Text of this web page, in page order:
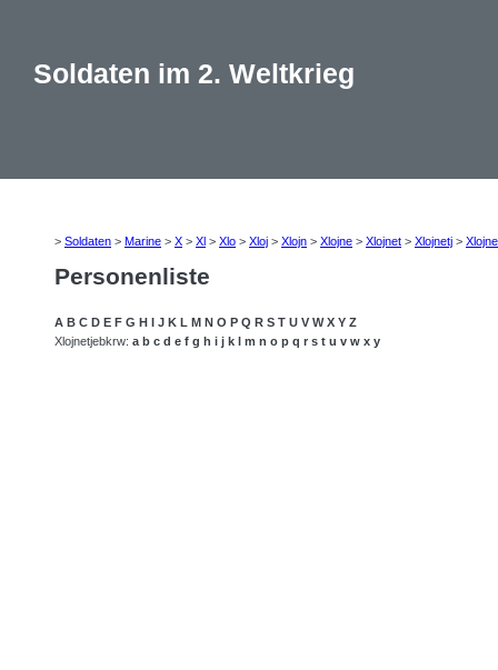
Soldaten im 2. Weltkrieg
> Soldaten > Marine > X > Xl > Xlo > Xloj > Xlojn > Xlojne > Xlojnet > Xlojnetj >
Personenliste
A B C D E F G H I J K L M N O P Q R S T U V W X Y Z
Xlojnetjebkrw: a b c d e f g h i j k l m n o p q r s t u v w x y